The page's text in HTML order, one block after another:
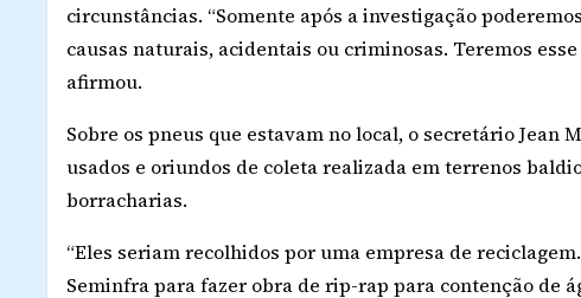
circunstâncias. “Somente após a investigação
causas naturais, acidentais ou criminosas. Teremos
afirmou.
Sobre os pneus que estavam no local, o secretário
usados e oriundos de coleta realizada em terrenos
borracharias.
“Eles seriam recolhidos por uma empresa de
Seminfra para fazer obra de rip-rap para contenção de